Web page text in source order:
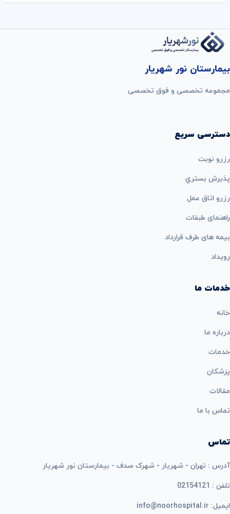
بیمارستان نور شهریار
مجموعه تخصصی و فوق تخصصی
دسترسی سریع
رزرو نوبت
پذيرش بستري
رزرو اتاق عمل
راهنمای طبقات
بيمه های طرف قرارداد
رویداد
خدمات ما
خانه
درباره ما
خدمات
پزشکان
مقالات
تماس با ما
تماس
آدرس : تهران - شهریار - شهرک صدف - بیمارستان نور شهریار
تلفن : 02154121
ایمیل: info@noorhospital.ir